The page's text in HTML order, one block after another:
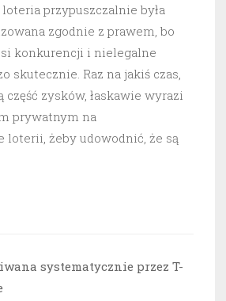
przypuszczalnie była
zgodnie z prawem, bo
konkurencji i nielegalne
skutecznie. Raz na jakiś czas,
zysków, łaskawie wyrazi
prywatnym na
loterii, żeby udowodnić, że są
systematycznie przez T-